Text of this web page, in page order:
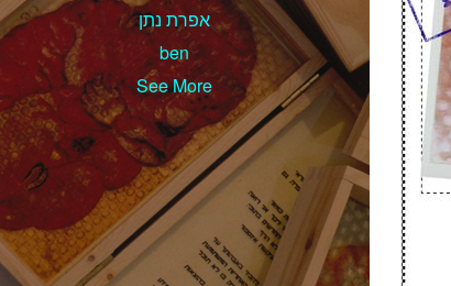
אפרת נתן
ben
See More